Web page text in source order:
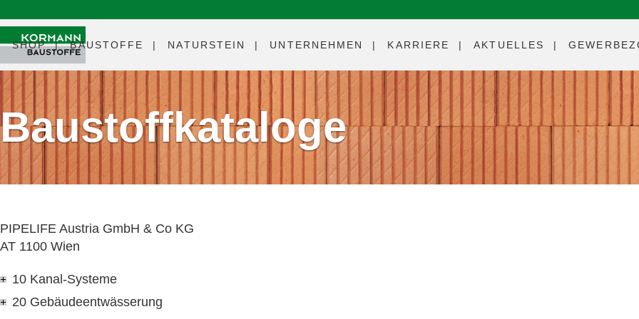
SHOP BAUSTOFFE NATURSTEIN UNTERNEHMEN KARRIERE AKTUELLES
Baustoffkataloge
PIPELIFE Austria GmbH & Co KG
AT 1100 Wien
10 Kanal-Systeme
20 Gebäudeentwässerung